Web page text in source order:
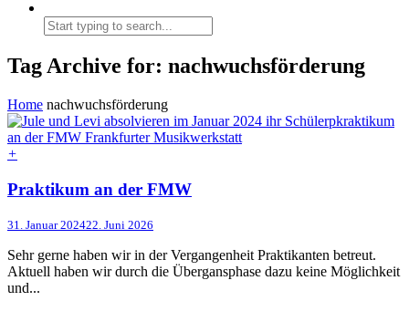
Tag Archive for: nachwuchsförderung
Home nachwuchsförderung
+
Praktikum an der FMW
31. Januar 202422. Juni 2026
Sehr gerne haben wir in der Vergangenheit Praktikanten betreut.
Aktuell haben wir durch die Übergansphase dazu keine Möglichkeit
und...